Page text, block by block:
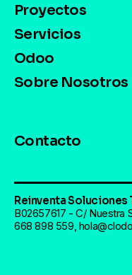
Proyectos
Servicios
Odoo
Sobre Nosotros
Contacto
Reinventa Soluciones
B02657617 - C/ Nuestra
668 898 559,